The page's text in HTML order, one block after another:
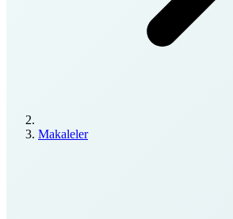
Makaleler